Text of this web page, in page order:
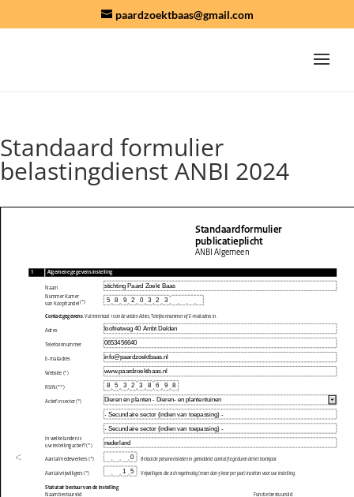
paardzoektbaas@gmail.com
Standaard formulier
belastingdienst ANBI 2024